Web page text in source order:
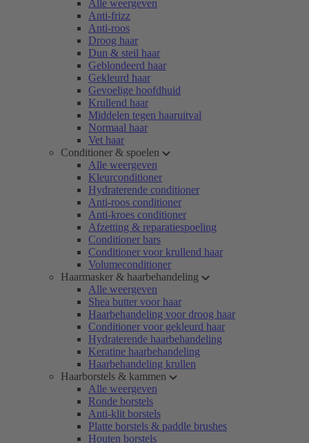
Alle weergeven
Anti-frizz
Anti-roos
Droog haar
Dun & steil haar
Geblondeerd haar
Gekleurd haar
Gevoelige hoofdhuid
Krullend haar
Middelen tegen haaruitval
Normaal haar
Vet haar
Conditioner & spoelen
Alle weergeven
Kleurconditioner
Hydraterende conditioner
Anti-roos conditioner
Anti-kroes conditioner
Afzetting & reparatiespoeling
Conditioner bars
Conditioner voor krullend haar
Volumeconditioner
Haarmasker & haarbehandeling
Alle weergeven
Shea butter voor haar
Haarbehandeling voor droog haar
Conditioner voor gekleurd haar
Hydraterende haarbehandeling
Keratine haarbehandeling
Haarbehandeling krullen
Haarborstels & kammen
Alle weergeven
Ronde borstels
Anti-klit borstels
Platte borstels & paddle brushes
Houten borstels